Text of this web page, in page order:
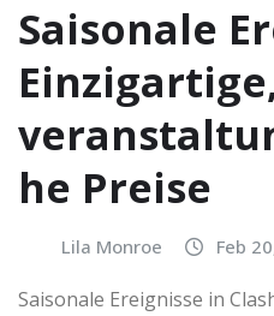
Saisonale
he Preise
Lila Monroe Feb
Saisonale Ereignisse in